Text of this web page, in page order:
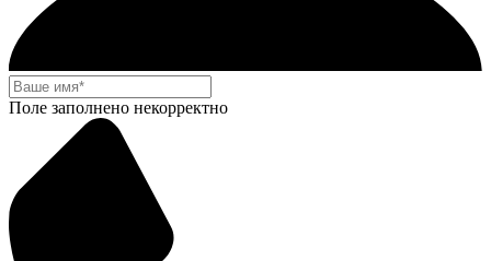
Поле заполнено некорректно